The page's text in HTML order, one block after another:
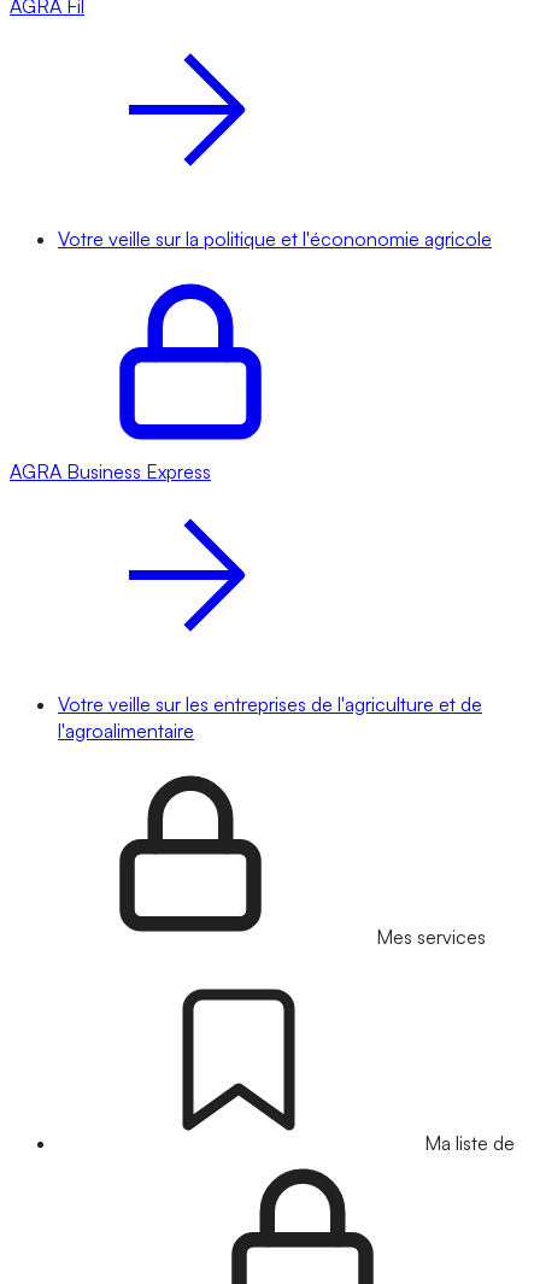
AGRA Fil
Votre veille sur la politique et l'écononomie agricole
AGRA Business Express
Votre veille sur les entreprises de l'agriculture et de
l'agroalimentaire
Mes services
Ma liste de